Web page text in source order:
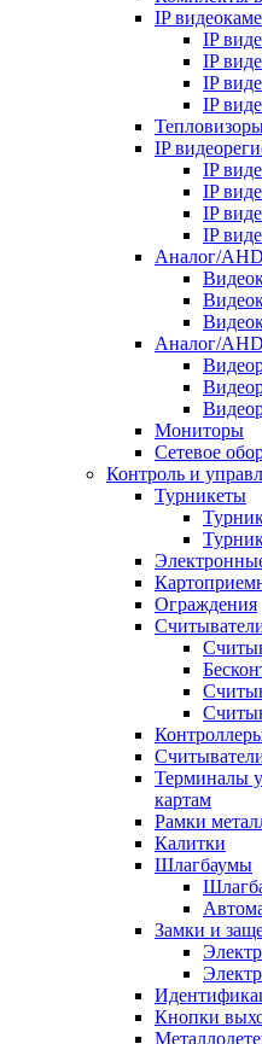
IP
IP
IP
IP
IP
IP
IP
IP
IP
IP
Аналог/
Аналог/
Мониторы
Сетевое
Контроль и
Турникеты
Ограждения
Терминалы
картам
Рамки
Калитки
Шлагбаумы
Замки и
Кнопки